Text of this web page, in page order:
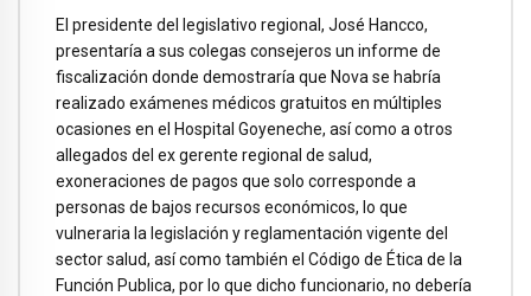
El presidente del legislativo regional, José Hancco,
presentaría a sus colegas consejeros un informe de
fiscalización donde demostraría que Nova se habría
realizado exámenes médicos gratuitos en múltiples
ocasiones en el Hospital Goyeneche, así como a otros
allegados del ex gerente regional de salud,
exoneraciones de pagos que solo corresponde a
personas de bajos recursos económicos, lo que
vulneraria la legislación y reglamentación vigente del
sector salud, así como también el Código de Ética de la
Función Publica, por lo que dicho funcionario, no debería